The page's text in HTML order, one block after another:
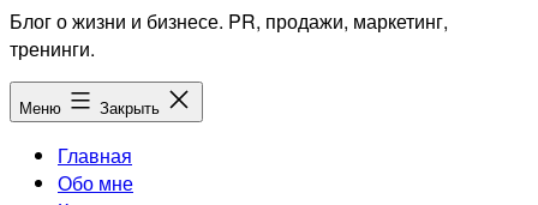
Блог о жизни и бизнесе. PR, продажи, маркетинг,
тренинги.
Меню Закрыть
Главная
Обо мне